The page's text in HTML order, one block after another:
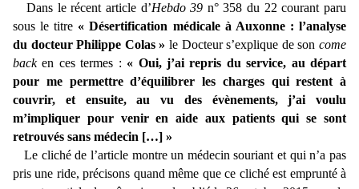
Dans le récent article d’Hebdo 39 n° 358 du 22 courant paru
sous le titre « Désertification médicale à Auxonne : l’analyse
du docteur Philippe Colas » le Docteur s’explique de soncome
backen ces termes : « Oui, j’ai repris du service, au départ
pour me permettre d’équilibrer les charges qui restent à
couvrir, et ensuite, au vu des évènements, j’ai voulu
m’impliquer pour venir en aide aux patients qui se sont
retrouvés sans médecin […] »
Le cliché de l’article montre un médecin souriant et qui n’a pas
pris une ride, précisons quand même que ce cliché est emprunté à